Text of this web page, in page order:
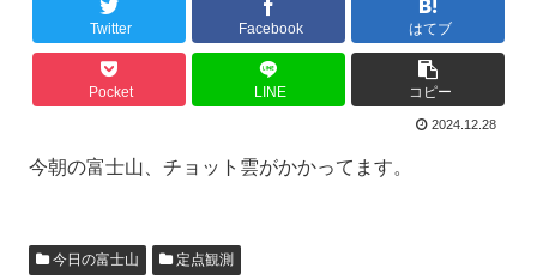
Twitter Facebook はてブ
Pocket LINE コピー
2024.12.28
今朝の富士山、チョット雲がかかってます。
今日の富士山 定点観測